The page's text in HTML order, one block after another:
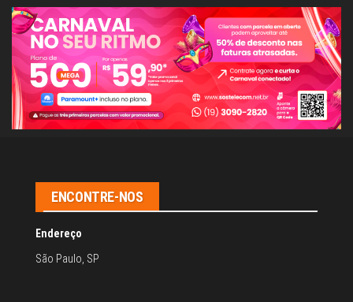
ENCONTRE-NOS
Endereço
São Paulo, SP